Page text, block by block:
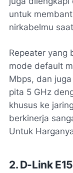
untuk
nirkabelmu
Repeater yang
mode default
Mbps, dan
pita 5 GHz
khusus ke
berkinerja
Untuk
2. D-Link